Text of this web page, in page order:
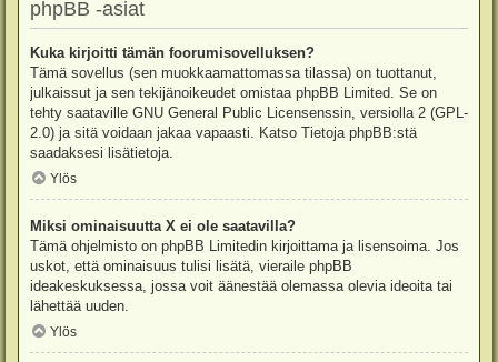
phpBB -asiat
Kuka kirjoitti tämän foorumisovelluksen?
Tämä sovellus (sen muokkaamattomassa tilassa) on tuottanut,
julkaissut ja sen tekijänoikeudet omistaa phpBB Limited . Se on
tehty saataville GNU General Public Licensenssin, versiolla 2 (GPL-
2.0) ja sitä voidaan jakaa vapaasti. Katso Tietoja phpBB:stä
saadaksesi lisätietoja.
Ylös
Miksi ominaisuutta X ei ole saatavilla?
Tämä ohjelmisto on phpBB Limitedin kirjoittama ja lisensoima. Jos
uskot, että ominaisuus tulisi lisätä, vieraile phpBB
ideakeskuksessa , jossa voit äänestää olemassa olevia ideoita tai
lähettää uuden.
Ylös